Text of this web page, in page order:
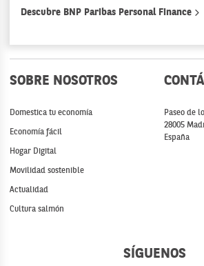
Descubre BNP Paribas Personal Finance
SOBRE NOSOTROS
Domestica tu economía
Economía fácil
Hogar Digital
Movilidad sostenible
Actualidad
Cultura salmón
Paseo de
28005
España
SÍGUENOS